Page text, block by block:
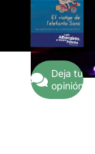
Deja tu
opinión